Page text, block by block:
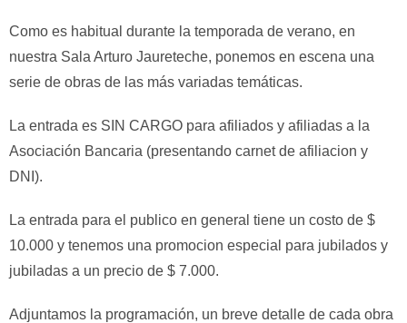
Como es habitual durante la temporada de verano, en
nuestra Sala Arturo Jaureteche, ponemos en escena una
serie de obras de las más variadas temáticas.
La entrada es SIN CARGO para afiliados y afiliadas a la
Asociación Bancaria (presentando carnet de afiliacion y
DNI).
La entrada para el publico en general tiene un costo de $
10.000 y tenemos una promocion especial para jubilados y
jubiladas a un precio de $ 7.000.
Adjuntamos la programación, un breve detalle de cada obra